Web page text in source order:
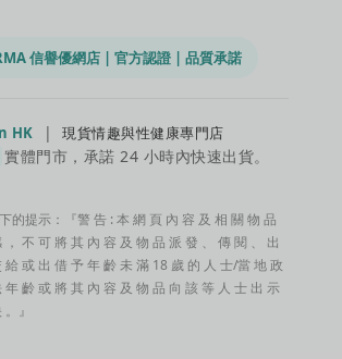
信譽優網店 | 官方認證 | 品質承諾
HK |現貨情趣與性健康專門店
實體門市，承諾 24 小時內快速出貨。
的提示：『警 告 : 本 網 頁 內 容 及 相 關 物 品
不 可 將 其 內 容 及 物 品 派 發 、 傳 閱 、 出
給 或 出 借 予 年 齡 未 滿 18 歲 的 人 士/當 地 政
年 齡 或 將 其 內 容 及 物 品 向 該 等 人 士 出 示
』